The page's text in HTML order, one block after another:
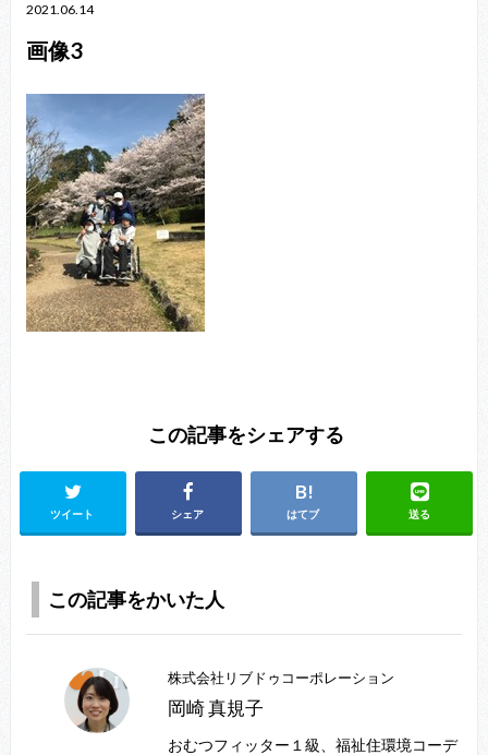
2021.06.14
画像3
この記事をシェアする
ツイート シェア はてブ 送る
この記事をかいた人
株式会社リブドゥコーポレーション
岡崎 真規子
おむつフィッター１級、福祉住環境コーデ